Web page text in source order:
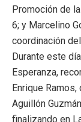
Promoción de
6; y Marcelino
coordinación
Durante este
Esperanza,
Enrique
Aguillón
finalizando en